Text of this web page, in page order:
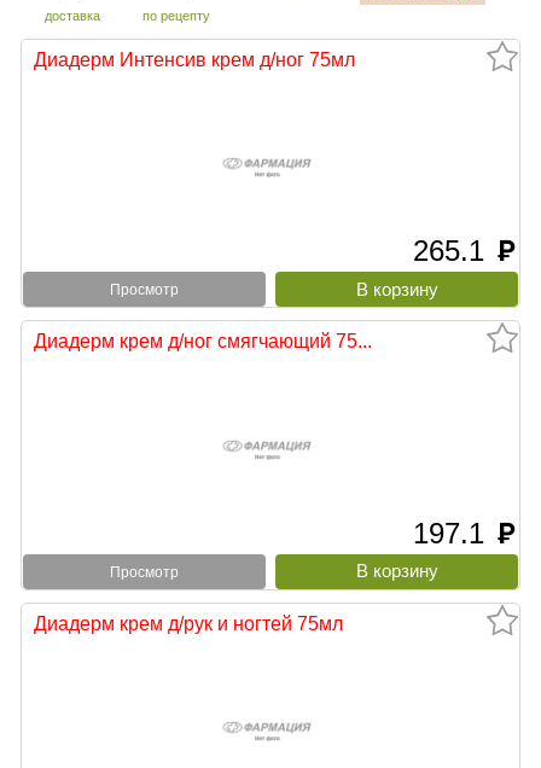
доставка
по рецепту
Диадерм Интенсив крем д/ног 75мл
265.1 руб
Просмотр
Диадерм крем д/ног смягчающий 75...
197.1 руб
Просмотр
Диадерм крем д/рук и ногтей 75мл